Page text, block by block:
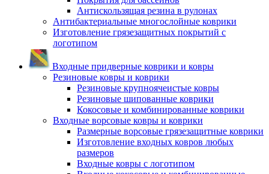
Антискользящая резина в рулонах
Антибактериальные многослойные коврики
Изготовление грязезащитных покрытий с
логотипом
Входные придверные коврики и ковры
Резиновые ковры и коврики
Резиновые крупноячеистые ковры
Резиновые шипованные коврики
Кокосовые и комбинированные коврики
Входные ворсовые ковры и коврики
Размерные ворсовые грязезащитные коврики
Изготовление входных ковров любых
размеров
Входные ковры с логотипом